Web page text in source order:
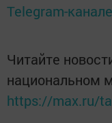
Telegram-канале
Читайте
национальном
https://max.ru/